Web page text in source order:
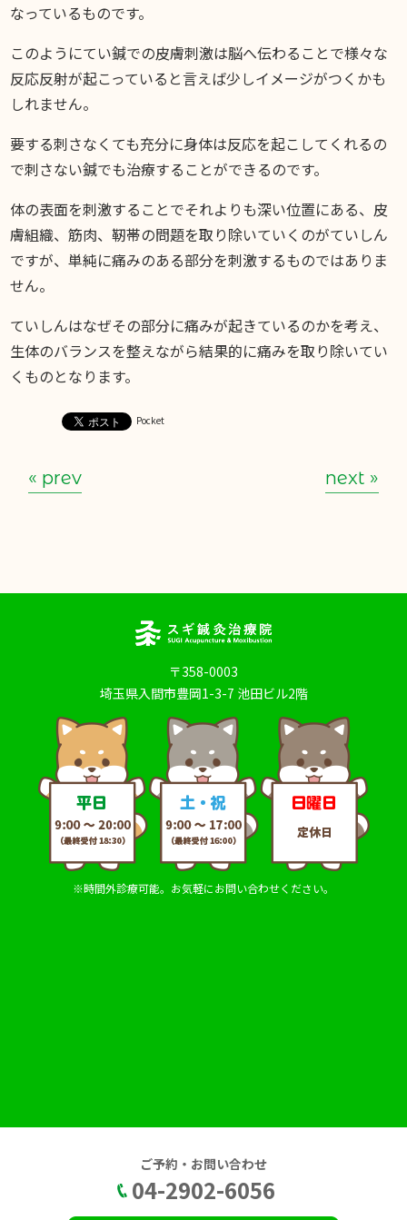
なっているものです。
このようにてい鍼での皮膚刺激は脳へ伝わることで様々な
反応反射が起こっていると言えば少しイメージがつくかも
しれません。
要する刺さなくても充分に身体は反応を起こしてくれるの
で刺さない鍼でも治療することができるのです。
体の表面を刺激することでそれよりも深い位置にある、皮
膚組織、筋肉、靭帯の問題を取り除いていくのがていしん
ですが、単純に痛みのある部分を刺激するものではありま
せん。
ていしんはなぜその部分に痛みが起きているのかを考え、
生体のバランスを整えながら結果的に痛みを取り除いてい
くものとなります。
Pocket
« prev next »
〒358-0003
埼玉県入間市豊岡1-3-7 池田ビル2階
※時間外診療可能。お気軽にお問い合わせください。
ご予約・お問い合わせ
04-2902-6056